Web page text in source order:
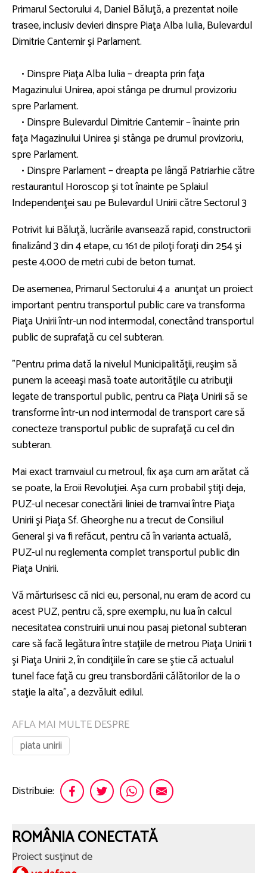
Primarul Sectorului 4, Daniel Băluţă, a prezentat noile
trasee, inclusiv devieri dinspre Piaţa Alba Iulia, Bulevardul
Dimitrie Cantemir şi Parlament.
• Dinspre Piaţa Alba Iulia – dreapta prin faţa
Magazinului Unirea, apoi stânga pe drumul provizoriu
spre Parlament.
• Dinspre Bulevardul Dimitrie Cantemir – înainte prin
faţa Magazinului Unirea şi stânga pe drumul provizoriu,
spre Parlament.
• Dinspre Parlament – dreapta pe lângă Patriarhie către
restaurantul Horoscop şi tot înainte pe Splaiul
Independenţei sau pe Bulevardul Unirii către Sectorul 3
Potrivit lui Băluţă, lucrările avansează rapid, constructorii
finalizând 3 din 4 etape, cu 161 de piloţi foraţi din 254 şi
peste 4.000 de metri cubi de beton turnat.
De asemenea, Primarul Sectorului 4 a anunţat un proiect
important pentru transportul public care va transforma
Piaţa Unirii într-un nod intermodal, conectând transportul
public de suprafaţă cu cel subteran.
”Pentru prima dată la nivelul Municipalităţii, reuşim să
punem la aceeaşi masă toate autorităţile cu atribuţii
legate de transportul public, pentru ca Piaţa Unirii să se
transforme într-un nod intermodal de transport care să
conecteze transportul public de suprafaţă cu cel din
subteran.
Mai exact tramvaiul cu metroul, fix aşa cum am arătat că
se poate, la Eroii Revoluţiei. Aşa cum probabil ştiţi deja,
PUZ-ul necesar conectării liniei de tramvai între Piaţa
Unirii şi Piaţa Sf. Gheorghe nu a trecut de Consiliul
General şi va fi refăcut, pentru că în varianta actuală,
PUZ-ul nu reglementa complet transportul public din
Piaţa Unirii.
Vă mărturisesc că nici eu, personal, nu eram de acord cu
acest PUZ, pentru că, spre exemplu, nu lua în calcul
necesitatea construirii unui nou pasaj pietonal subteran
care să facă legătura între staţiile de metrou Piaţa Unirii 1
şi Piaţa Unirii 2, în condiţiile în care se ştie că actualul
tunel face faţă cu greu transbordării călătorilor de la o
staţie la alta”, a dezvăluit edilul.
AFLA MAI MULTE DESPRE
piata unirii
Distribuie:
ROMÂNIA CONECTATĂ
Proiect susținut de